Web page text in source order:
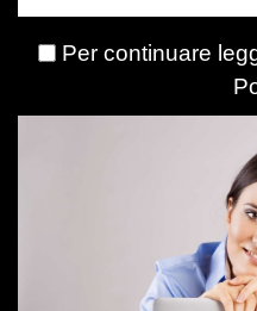
Per continuare